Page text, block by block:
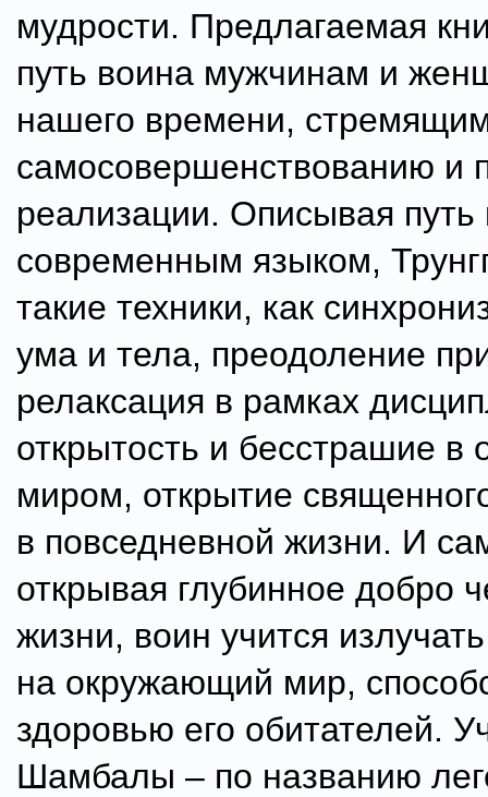
мудрости. Предлагаемая
путь воина мужчинам и
нашего времени,
самосовершенствованию и
реализации. Описывая путь
современным языком,
такие техники, как
ума и тела, преодоление
релаксация в рамках
открытость и бесстрашие в
миром, открытие
в повседневной жизни. И
открывая глубинное добро
жизни, воин учится
на окружающий мир,
здоровью его обитателей.
Шамбалы – по названию